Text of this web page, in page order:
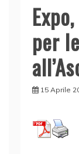
per
15 Aprile